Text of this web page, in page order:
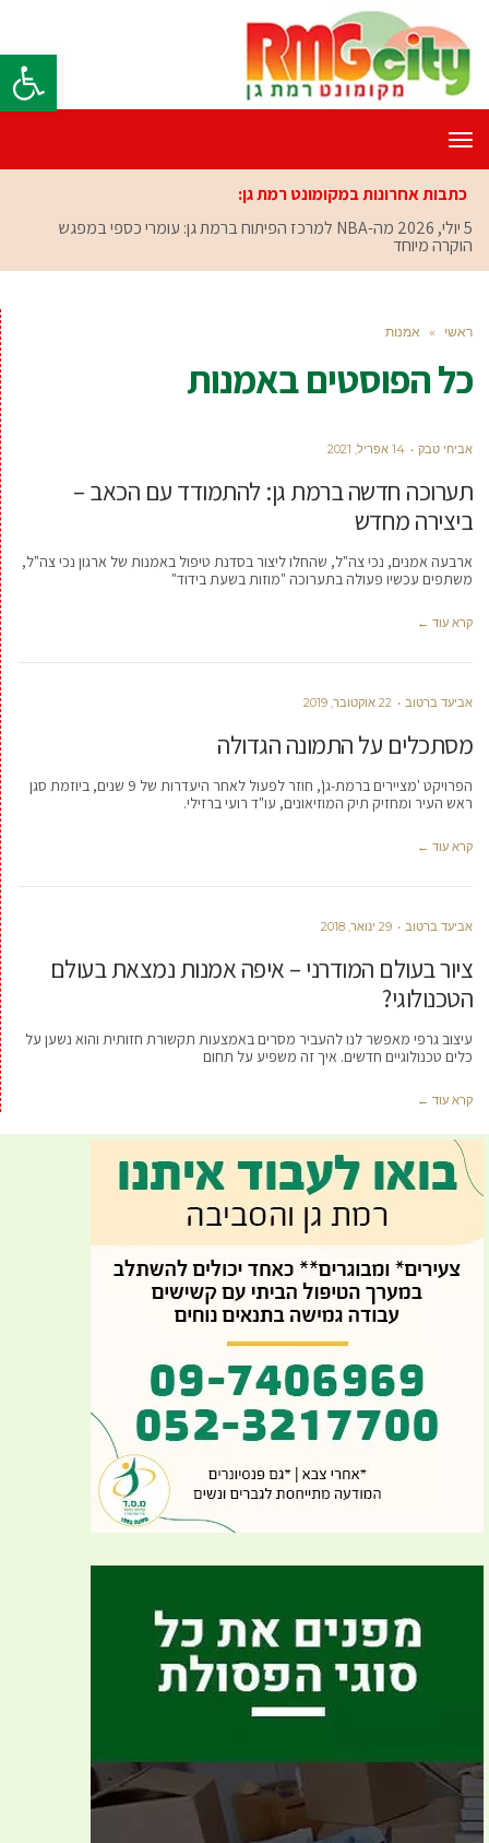
פתח
תפריט
כתבות אחרונות במקומונט רמת גן:
5 יולי, 2026
מה-NBA למרכז הפיתוח ברמת גן: עומרי כספי במפגש
הוקרה מיוחד
ראשי » אמנות
כל הפוסטים באמנות
אביחי טבק 14 אפריל, 2021
תערוכה חדשה ברמת גן: להתמודד עם הכאב –
ביצירה מחדש
ארבעה אמנים, נכי צה"ל, שהחלו ליצור בסדנת טיפול באמנות של ארגון נכי צה"ל,
משתפים עכשיו פעולה בתערוכה "מוזות בשעת בידוד"
קרא עוד ←
אביעד ברטוב 22 אוקטובר, 2019
מסתכלים על התמונה הגדולה
הפרויקט 'מציירים ברמת-גן', חוזר לפעול לאחר היעדרות של 9 שנים, ביוזמת סגן
ראש העיר ומחזיק תיק המוזיאונים, עו"ד רועי ברזילי.
קרא עוד ←
אביעד ברטוב 29 ינואר, 2018
ציור בעולם המודרני – איפה אמנות נמצאת בעולם
הטכנולוגי?
עיצוב גרפי מאפשר לנו להעביר מסרים באמצעות תקשורת חזותית והוא נשען על
כלים טכנולוגיים חדשים. איך זה משפיע על תחום
קרא עוד ←